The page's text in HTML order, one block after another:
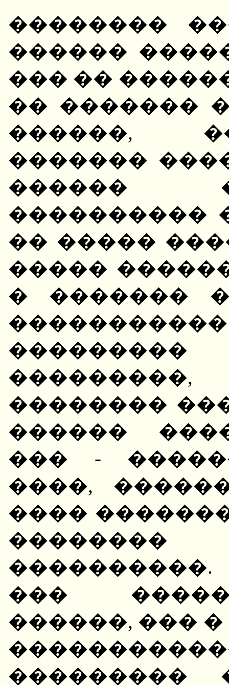
��������
������
��� ��
�� �������
������,
�������
������
����������
�� �����
�����
� �������
��������
������
��� -
����,
����
��������
���
������, ���
���������